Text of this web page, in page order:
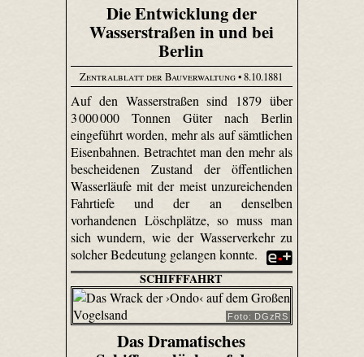
Die Entwicklung der
Wasserstraßen in und bei
Berlin
Zentralblatt der Bauverwaltung• 8.10.1881
Auf den Wasserstraßen sind 1879 über
3 000 000 Tonnen Güter nach Berlin
eingeführt worden, mehr als auf sämtlichen
Eisenbahnen. Betrachtet man den mehr als
bescheidenen Zustand der öffentlichen
Wasserläufe mit der meist unzureichenden
Fahrtiefe und der an denselben
vorhandenen Löschplätze, so muss man
sich wundern, wie der Wasserverkehr zu
solcher Bedeutung gelangen konnte.
SCHIFFFAHRT
Foto: DGzRS
Das Dramatisches